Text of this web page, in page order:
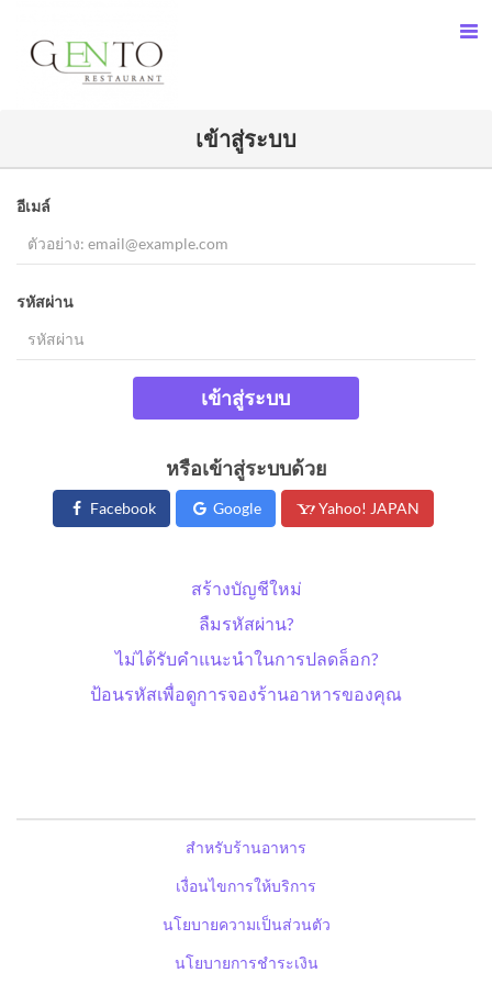
เข้าสู่ระบบ
อีเมล์
รหัสผ่าน
เข้าสู่ระบบ
หรือเข้าสู่ระบบด้วย
Facebook Google Yahoo! JAPAN
สร้างบัญชีใหม่
ลืมรหัสผ่าน?
ไม่ได้รับคำแนะนำในการปลดล็อก?
ป้อนรหัสเพื่อดูการจองร้านอาหารของคุณ
สำหรับร้านอาหาร
เงื่อนไขการให้บริการ
นโยบายความเป็นส่วนตัว
นโยบายการชำระเงิน